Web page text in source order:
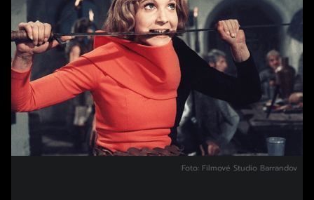
Foto: Filmové Studio Barrandov